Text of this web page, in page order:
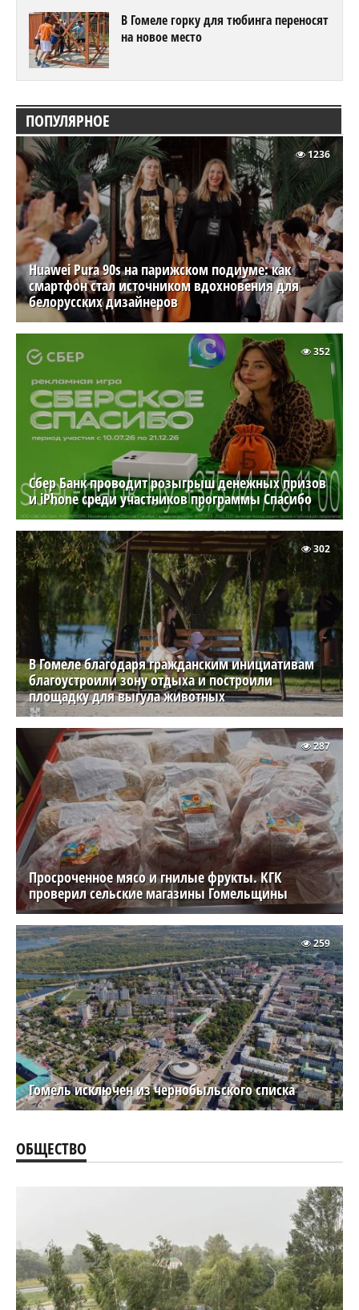
В Гомеле горку для тюбинга переносят
на новое место
ПОПУЛЯРНОЕ
Huawei Pura 90s на парижском подиуме: как
смартфон стал источником вдохновения для
белорусских дизайнеров
1236
Сбер Банк проводит розыгрыш денежных призов
и iPhone среди участников программы Спасибо
352
В Гомеле благодаря гражданским инициативам
благоустроили зону отдыха и построили
площадку для выгула животных
302
Просроченное мясо и гнилые фрукты. КГК
проверил сельские магазины Гомельщины
287
Гомель исключен из чернобыльского списка
259
ОБЩЕСТВО